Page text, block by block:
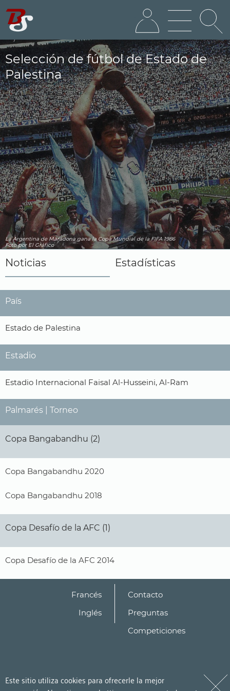
Selección de fútbol de Estado de
Palestina
La Argentina de Maradona gana la Copa Mundial de la FIFA 1986
Foto por El Gráfico
Noticias Estadísticas
País
Estado de Palestina
Estadio
Estadio Internacional Faisal Al-Husseini, Al-Ram
Palmarés | Torneo
Copa Bangabandhu (2)
Copa Bangabandhu 2020
Copa Bangabandhu 2018
Copa Desafío de la AFC (1)
Copa Desafío de la AFC 2014
Francés
Inglés
Contacto
Preguntas
Competiciones
Este sitio utiliza cookies para ofrecerle la mejor